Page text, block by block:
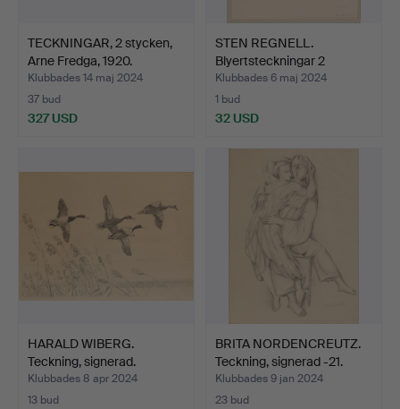
TECKNINGAR, 2 stycken,
Arne Fredga, 1920.
Klubbades 14 maj 2024
37 bud
327 USD
STEN REGNELL.
Blyertsteckningar 2
stycken,…
Klubbades 6 maj 2024
1 bud
32 USD
HARALD WIBERG.
Teckning, signerad.
Klubbades 8 apr 2024
13 bud
BRITA NORDENCREUTZ.
Teckning, signerad -21.
Klubbades 9 jan 2024
23 bud